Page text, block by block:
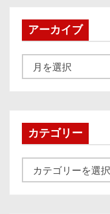
アーカイブ
ー
ブカテゴリー
テ